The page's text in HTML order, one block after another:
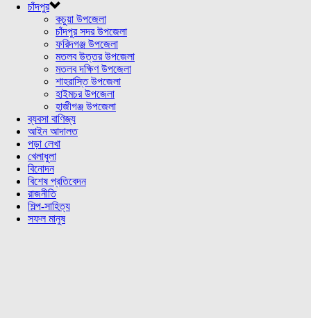
চাঁদপুর
কচুয়া উপজেলা
চাঁদপুর সদর উপজেলা
ফরিদগঞ্জ উপজেলা
মতলব উত্তর উপজেলা
মতলব দক্ষিণ উপজেলা
শাহরাস্তি উপজেলা
হাইমচর উপজেলা
হাজীগঞ্জ উপজেলা
ব্যবসা বাণিজ্য
আইন আদালত
পড়া লেখা
খেলাধুলা
বিনোদন
বিশেষ প্রতিবেদন
রাজনীতি
শিল্প-সাহিত্য
সফল মানুষ